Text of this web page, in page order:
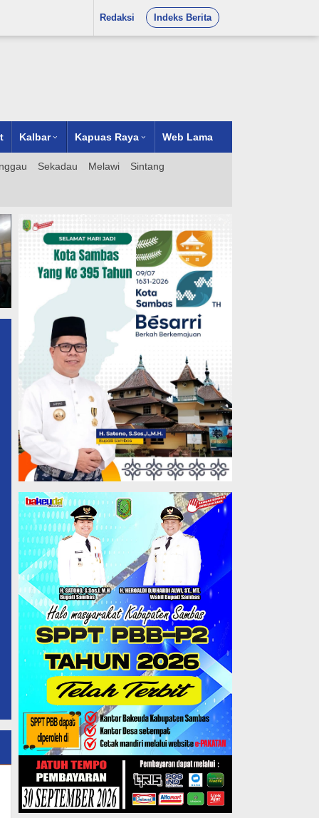
Redaksi Indeks Berita
Kalbar Kapuas Raya Web Lama
Sekadau Melawi Sintang
NCW DPW Kalimantan Soroti
Dugaan Penyerobotan Tanah
Adat Kesultanan Kutai
Kartanegara di Palaran
Samarinda